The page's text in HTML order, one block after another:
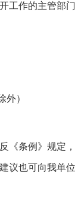
工作的主管部
外）
《条例》规定
议也可向我单